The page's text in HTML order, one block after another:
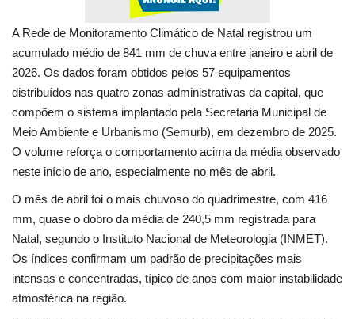
A Rede de Monitoramento Climático de Natal registrou um
acumulado médio de 841 mm de chuva entre janeiro e abril de
2026. Os dados foram obtidos pelos 57 equipamentos
distribuídos nas quatro zonas administrativas da capital, que
compõem o sistema implantado pela Secretaria Municipal de
Meio Ambiente e Urbanismo (Semurb), em dezembro de 2025.
O volume reforça o comportamento acima da média observado
neste início de ano, especialmente no mês de abril.
O mês de abril foi o mais chuvoso do quadrimestre, com 416
mm, quase o dobro da média de 240,5 mm registrada para
Natal, segundo o Instituto Nacional de Meteorologia (INMET).
Os índices confirmam um padrão de precipitações mais
intensas e concentradas, típico de anos com maior instabilidade
atmosférica na região.